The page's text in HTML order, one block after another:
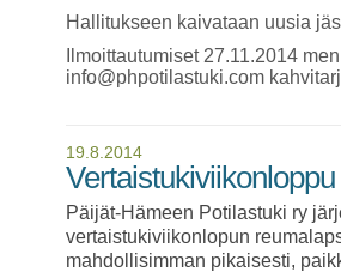
Hallitukseen kaivataan uusia
Ilmoittautumiset 27.11.2014
info@phpotilastuki.com
19.8.2014
Päijät-Hämeen Potilastuki ry
vertaistukiviikonlopun
mahdollisimman pikaisesti,